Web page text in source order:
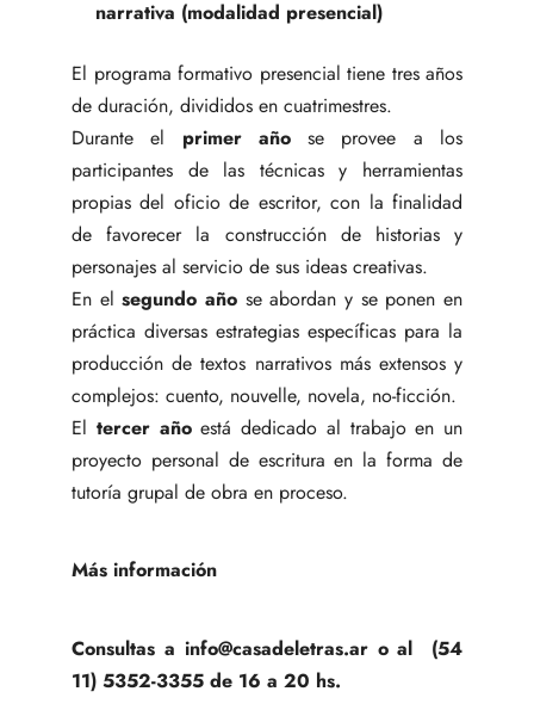
narrativa (modalidad presencial)
El programa formativo presencial tiene tres años
de duración, divididos en cuatrimestres.
Durante el primer añose provee a los
participantes de las técnicas y herramientas
propias del oficio de escritor, con la finalidad
de favorecer la construcción de historias y
personajes al servicio de sus ideas creativas.
En elsegundo año se abordan y se ponen en
práctica diversas estrategias específicas para la
producción de textos narrativos más extensos y
complejos: cuento, nouvelle, novela, no-ficción.
El tercer añoestá dedicado al trabajo en un
proyecto personal de escritura en la forma de
tutoría grupal de obra en proceso.
Más información
Consultas a info@casadeletras.ar o al (54
11) 5352-3355 de 16 a 20 hs.